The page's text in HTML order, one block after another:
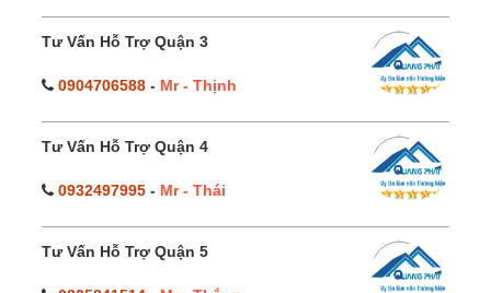
Tư Vấn Hỗ Trợ Quận 3
0904706588 - Mr - Thịnh
Tư Vấn Hỗ Trợ Quận 4
0932497995 - Mr - Thái
Tư Vấn Hỗ Trợ Quận 5